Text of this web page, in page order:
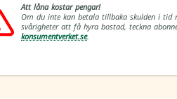
Att låna kostar pengar!
Om du inte kan betala tillbaka skulden i tid
svårigheter att få hyra bostad, teckna
konsumentverket.se.